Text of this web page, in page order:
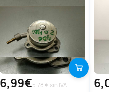
6,99€5.78 € sin IVA